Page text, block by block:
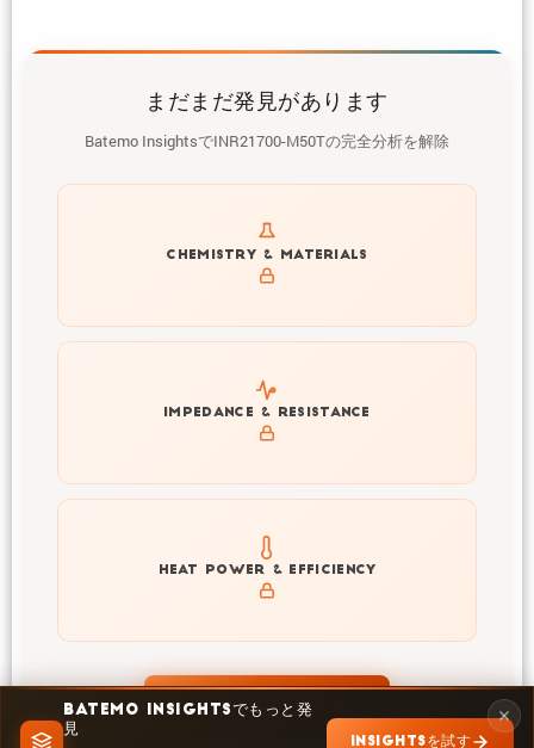
BATEMO INSIGHTSでもっと発
見
INSIGHTSを試す
まだまだ発見があります
Batemo InsightsでINR21700-M50Tの完全分析を解除
CHEMISTRY & MATERIALS
Get to know active materials for the INR21700-M50T
IMPEDANCE & RESISTANCE
Explore impedance spectrum and DCIR (SOC, T) of
INR21700-M50T
HEAT POWER & EFFICIENCY
Explore heat generation and cell efficiency at different
temperatures and powers of INR21700-M50T
INSIGHTSで探索